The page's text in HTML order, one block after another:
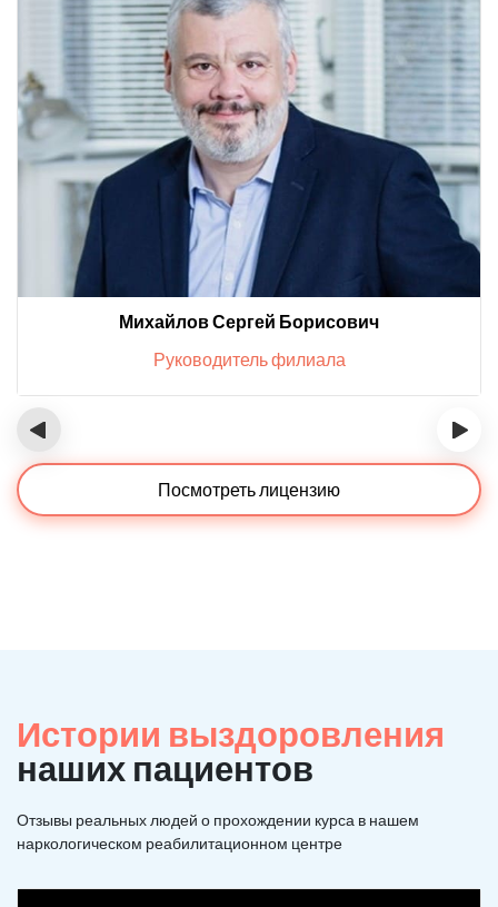
Михайлов Сергей Борисович
Руководитель филиала
‹ ›
Посмотреть лицензию
Истории выздоровления
наших пациентов
Отзывы реальных людей о прохождении курса в нашем
наркологическом реабилитационном центре